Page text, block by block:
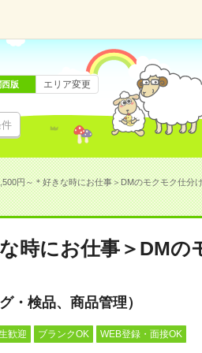
西版 エリア変更
円～＊好きな時にお仕事＞DMのモクモク仕分
時にお仕事＞DMの
・検品、商品管理）
歓迎 ブランクOK WEB登録・面接OK